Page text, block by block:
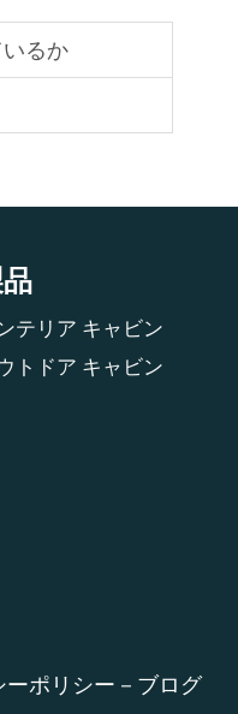
るか
テリア キャビン
トドア キャビン
ーポリシー － ブログ